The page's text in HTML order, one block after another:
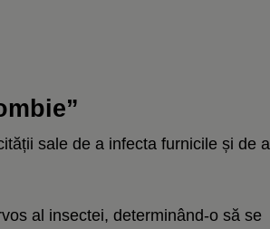
sale de a infecta furnicile și de a
al insectei, determinând-o să se